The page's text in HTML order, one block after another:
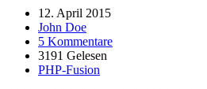
12. April 2015
John Doe
5 Kommentare
3191 Gelesen
PHP-Fusion